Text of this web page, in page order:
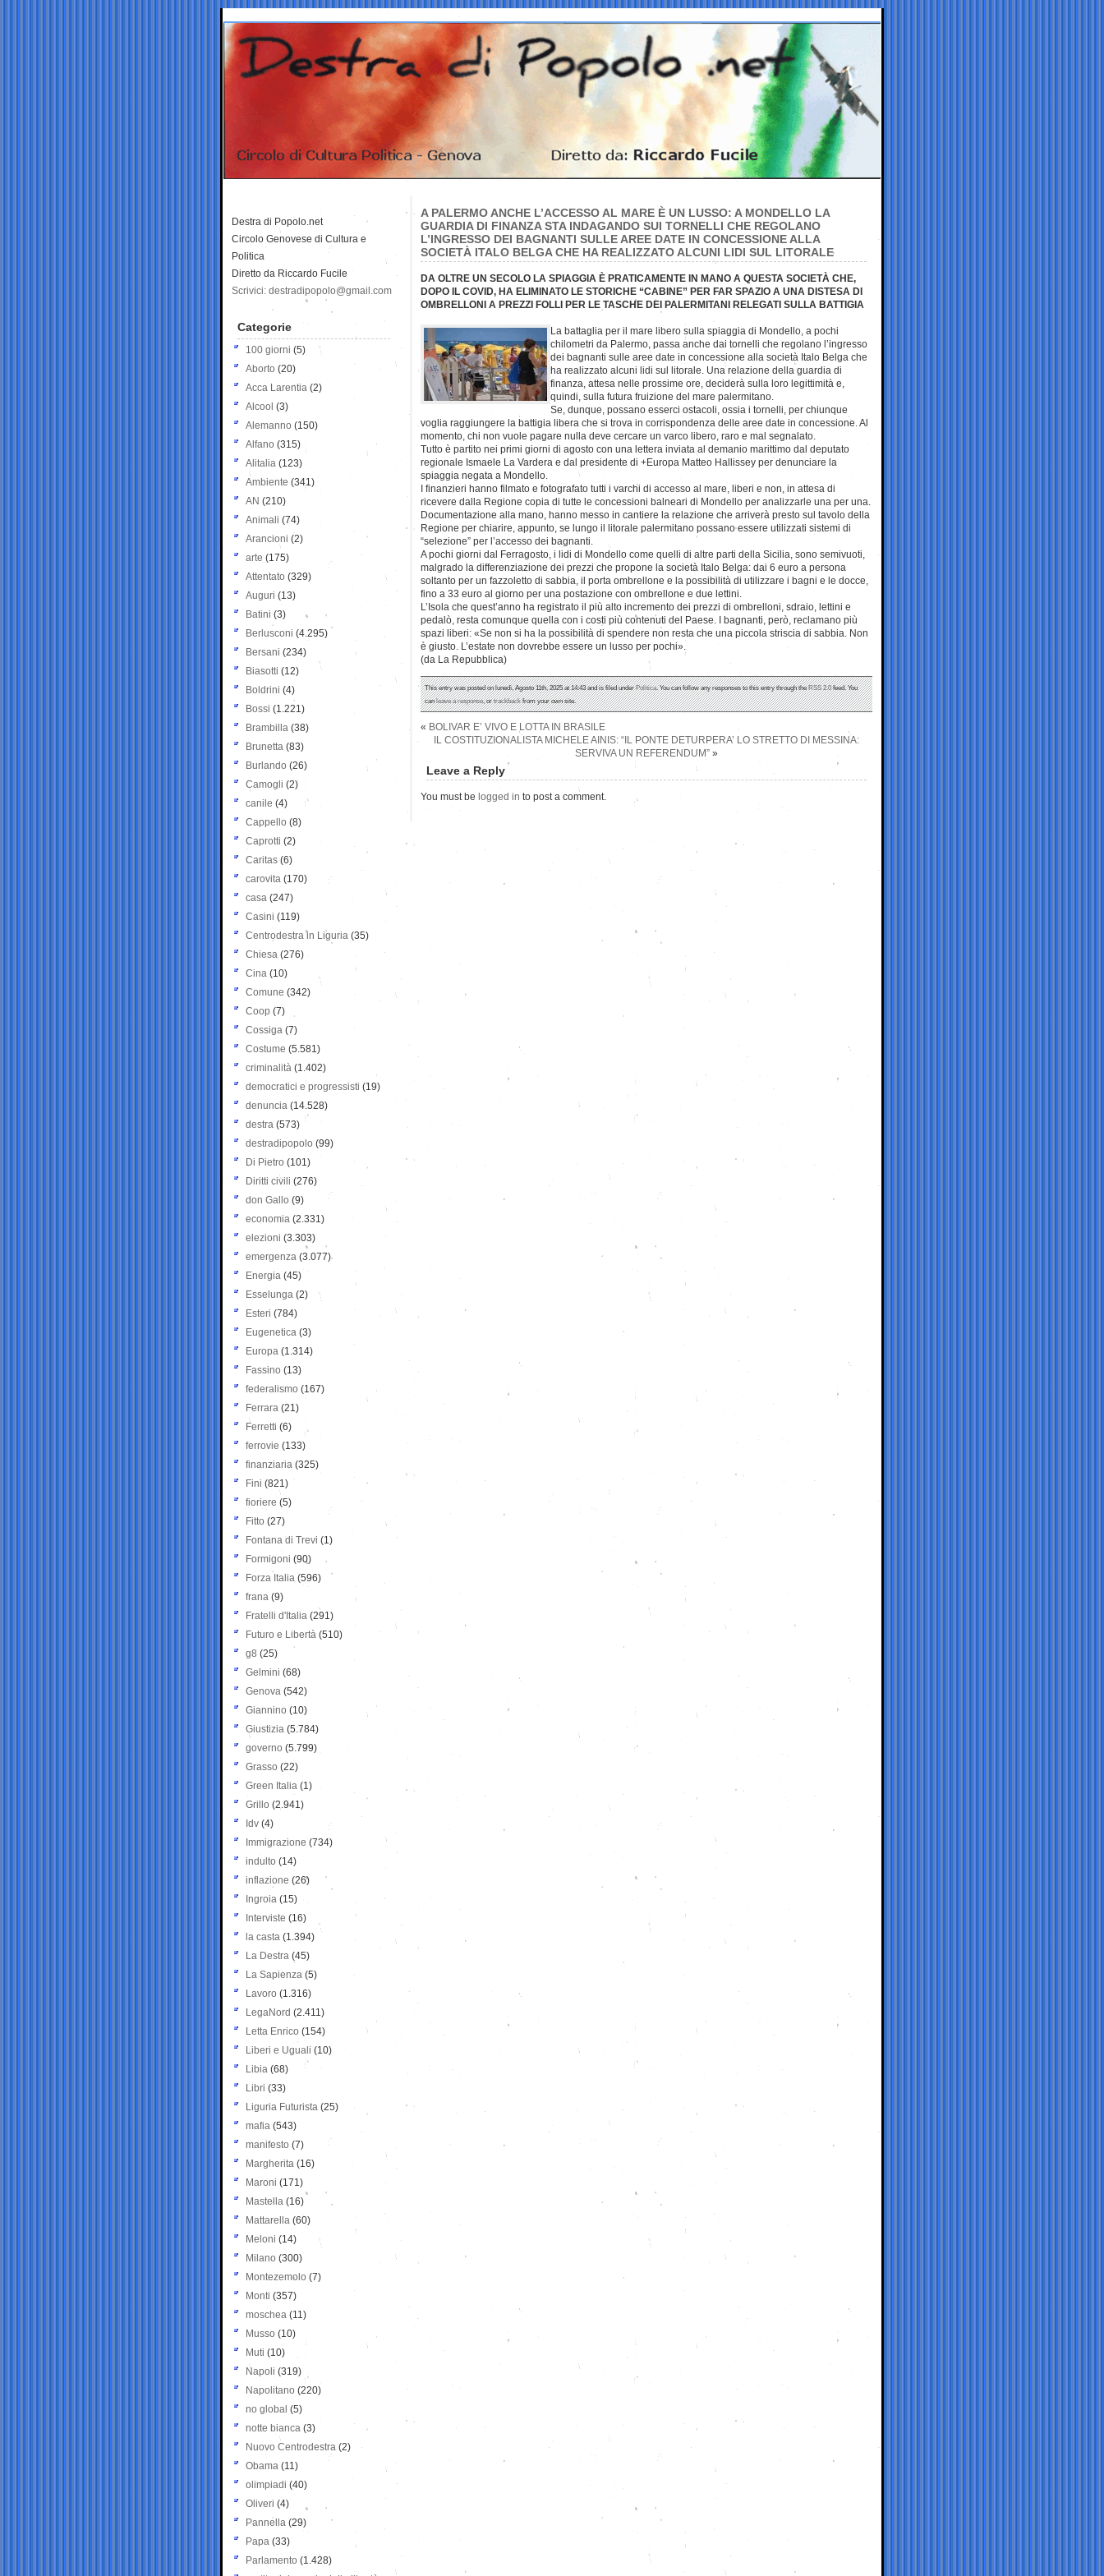
A PALERMO ANCHE L’ACCESSO AL MARE È UN LUSSO: A MONDELLO LA
GUARDIA DI FINANZA STA INDAGANDO SUI TORNELLI CHE REGOLANO
L’INGRESSO DEI BAGNANTI SULLE AREE DATE IN CONCESSIONE ALLA
SOCIETÀ ITALO BELGA CHE HA REALIZZATO ALCUNI LIDI SUL LITORALE
DA OLTRE UN SECOLO LA SPIAGGIA È PRATICAMENTE IN MANO A QUESTA SOCIETÀ CHE,
DOPO IL COVID, HA ELIMINATO LE STORICHE “CABINE” PER FAR SPAZIO A UNA DISTESA DI
OMBRELLONI A PREZZI FOLLI PER LE TASCHE DEI PALERMITANI RELEGATI SULLA BATTIGIA
La battaglia per il mare libero sulla spiaggia di Mondello, a pochi
chilometri da Palermo, passa anche dai tornelli che regolano l’ingresso
dei bagnanti sulle aree date in concessione alla società Italo Belga che
ha realizzato alcuni lidi sul litorale. Una relazione della guardia di
finanza, attesa nelle prossime ore, deciderà sulla loro legittimità e,
quindi, sulla futura fruizione del mare palermitano.
Se, dunque, possano esserci ostacoli, ossia i tornelli, per chiunque
voglia raggiungere la battigia libera che si trova in corrispondenza delle aree date in concessione. Al
momento, chi non vuole pagare nulla deve cercare un varco libero, raro e mal segnalato.
Tutto è partito nei primi giorni di agosto con una lettera inviata al demanio marittimo dal deputato
regionale Ismaele La Vardera e dal presidente di +Europa Matteo Hallissey per denunciare la
spiaggia negata a Mondello.
I finanzieri hanno filmato e fotografato tutti i varchi di accesso al mare, liberi e non, in attesa di
ricevere dalla Regione copia di tutte le concessioni balneari di Mondello per analizzarle una per una.
Documentazione alla mano, hanno messo in cantiere la relazione che arriverà presto sul tavolo della
Regione per chiarire, appunto, se lungo il litorale palermitano possano essere utilizzati sistemi di
“selezione” per l’accesso dei bagnanti.
A pochi giorni dal Ferragosto, i lidi di Mondello come quelli di altre parti della Sicilia, sono semivuoti,
malgrado la differenziazione dei prezzi che propone la società Italo Belga: dai 6 euro a persona
soltanto per un fazzoletto di sabbia, il porta ombrellone e la possibilità di utilizzare i bagni e le docce,
fino a 33 euro al giorno per una postazione con ombrellone e due lettini.
L’Isola che quest’anno ha registrato il più alto incremento dei prezzi di ombrelloni, sdraio, lettini e
pedalò, resta comunque quella con i costi più contenuti del Paese. I bagnanti, però, reclamano più
spazi liberi: «Se non si ha la possibilità di spendere non resta che una piccola striscia di sabbia. Non
è giusto. L’estate non dovrebbe essere un lusso per pochi».
(da La Repubblica)
This entry was posted on lunedì, Agosto 11th, 2025 at 14:43 and is filed underPolitica. You can follow any responses to this entry through theRSS 2.0feed. You
canleave a response, ortrackbackfrom your own site.
« BOLIVAR E’ VIVO E LOTTA IN BRASILE
IL COSTITUZIONALISTA MICHELE AINIS: “IL PONTE DETURPERA’ LO STRETTO DI MESSINA:
SERVIVA UN REFERENDUM” »
Leave a Reply
You must be logged in to post a comment.
Destra di Popolo.net
Circolo Genovese di Cultura e
Politica
Diretto da Riccardo Fucile
Scrivici: destradipopolo@gmail.com
Categorie
100 giorni (5)
Aborto (20)
Acca Larentia (2)
Alcool (3)
Alemanno (150)
Alfano (315)
Alitalia (123)
Ambiente (341)
AN (210)
Animali (74)
Arancioni (2)
arte (175)
Attentato (329)
Auguri (13)
Batini (3)
Berlusconi (4.295)
Bersani (234)
Biasotti (12)
Boldrini (4)
Bossi (1.221)
Brambilla (38)
Brunetta (83)
Burlando (26)
Camogli (2)
canile (4)
Cappello (8)
Caprotti (2)
Caritas (6)
carovita (170)
casa (247)
Casini (119)
Centrodestra in Liguria (35)
Chiesa (276)
Cina (10)
Comune (342)
Coop (7)
Cossiga (7)
Costume (5.581)
criminalità (1.402)
democratici e progressisti (19)
denuncia (14.528)
destra (573)
destradipopolo (99)
Di Pietro (101)
Diritti civili (276)
don Gallo (9)
economia (2.331)
elezioni (3.303)
emergenza (3.077)
Energia (45)
Esselunga (2)
Esteri (784)
Eugenetica (3)
Europa (1.314)
Fassino (13)
federalismo (167)
Ferrara (21)
Ferretti (6)
ferrovie (133)
finanziaria (325)
Fini (821)
fioriere (5)
Fitto (27)
Fontana di Trevi (1)
Formigoni (90)
Forza Italia (596)
frana (9)
Fratelli d'Italia (291)
Futuro e Libertà (510)
g8 (25)
Gelmini (68)
Genova (542)
Giannino (10)
Giustizia (5.784)
governo (5.799)
Grasso (22)
Green Italia (1)
Grillo (2.941)
Idv (4)
Immigrazione (734)
indulto (14)
inflazione (26)
Ingroia (15)
Interviste (16)
la casta (1.394)
La Destra (45)
La Sapienza (5)
Lavoro (1.316)
LegaNord (2.411)
Letta Enrico (154)
Liberi e Uguali (10)
Libia (68)
Libri (33)
Liguria Futurista (25)
mafia (543)
manifesto (7)
Margherita (16)
Maroni (171)
Mastella (16)
Mattarella (60)
Meloni (14)
Milano (300)
Montezemolo (7)
Monti (357)
moschea (11)
Musso (10)
Muti (10)
Napoli (319)
Napolitano (220)
no global (5)
notte bianca (3)
Nuovo Centrodestra (2)
Obama (11)
olimpiadi (40)
Oliveri (4)
Pannella (29)
Papa (33)
Parlamento (1.428)